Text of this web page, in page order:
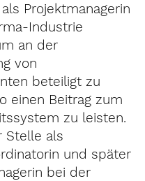
Projektmanagerin
Industrie
an der
von
beteiligt zu
einen Beitrag zum
zu leisten.
Stelle als
und später
bei der